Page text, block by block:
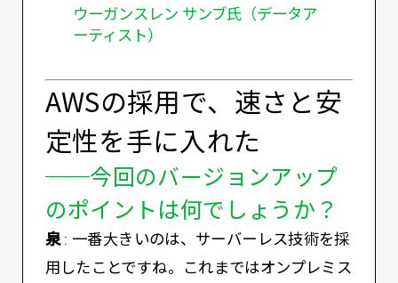
ウーガンスレン サンブ氏（データア
ーティスト）
AWSの採用で、速さと安
定性を手に入れた
──今回のバージョンアップ
のポイントは何でしょうか？
泉: 一番大きいのは、サーバーレス技術を採
用したことですね。これまではオンプレミス